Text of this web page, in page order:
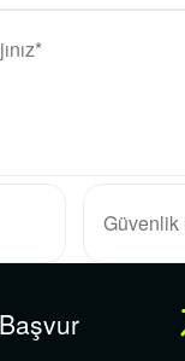
Başvur